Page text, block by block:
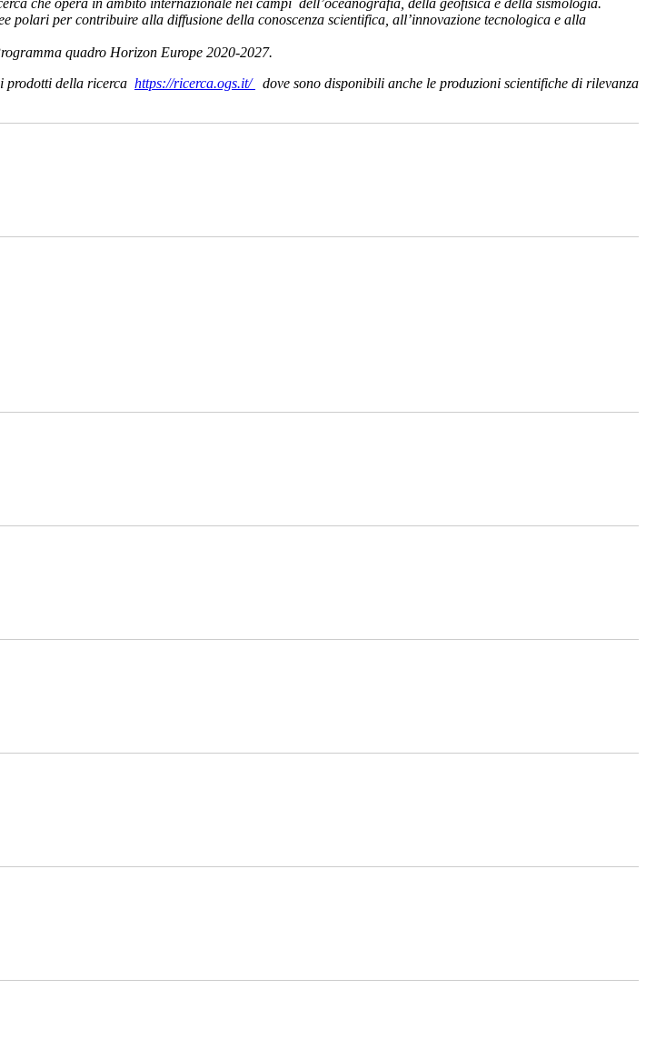
che opera in ambito internazionale nei campi dell’oceanografia, della geofisica e della sismologia.
polari per contribuire alla diffusione della conoscenza scientifica, all’innovazione tecnologica e alla
quadro Horizon Europe 2020-2027.
prodotti della ricerca https://ricerca.ogs.it/ dove sono disponibili anche le produzioni scientifiche di rilevanza